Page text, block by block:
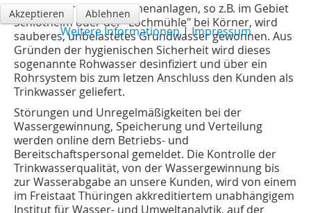
Aus mehreren Tiefbrunnenanlagen, so z.B. im Gebiet
Schlotheim oder der "Lochmühle" bei Körner, wird
sauberes, unbelastetes Grundwasser gewonnen. Aus
Gründen der hygienischen Sicherheit wird dieses
sogenannte Rohwasser desinfiziert und über ein
Rohrsystem bis zum letzen Anschluss den Kunden als
Trinkwasser geliefert.
Störungen und Unregelmäßigkeiten bei der
Wassergewinnung, Speicherung und Verteilung
werden online dem Betriebs- und
Bereitschaftspersonal gemeldet. Die Kontrolle der
Trinkwasserqualität, von der Wassergewinnung bis
zur Wasserabgabe an unsere Kunden, wird von einem
im Freistaat Thüringen akkreditiertem unabhängigem
Institut für Wasser- und Umweltanalytik, auf der
Akzeptieren Ablehnen
Weitere Informationen|Impressum